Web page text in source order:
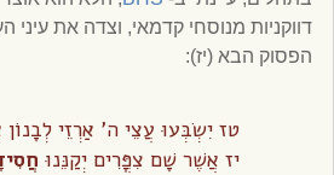
דווקניות מנוסחי קדמאי, וצדה את עיני
הפסוק הבא (יז):
טז יִשְׂבְּעוּ עֲצֵי ה’ אַרְזֵי
יז אֲשֶׁר שָׁם צִפֳּרִים יְקַנֵּנוּ